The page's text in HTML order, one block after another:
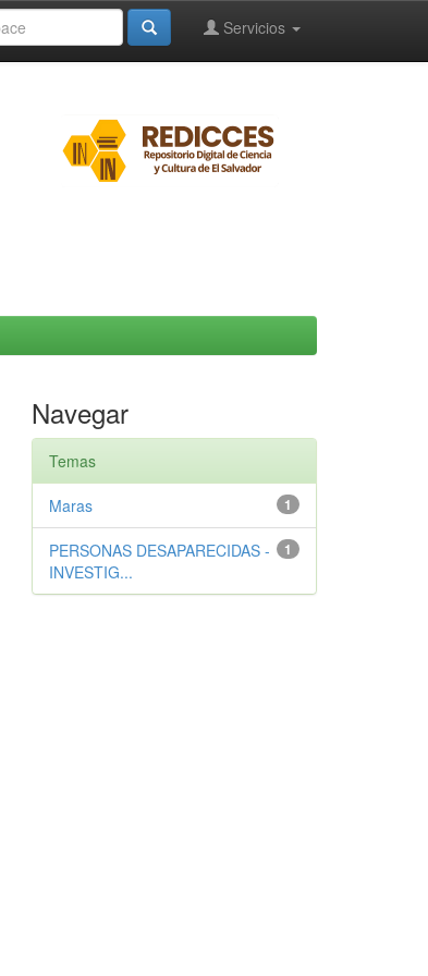
Servicios
Navegar
Temas
1
Maras
1
PERSONAS DESAPARECIDAS -
INVESTIG...